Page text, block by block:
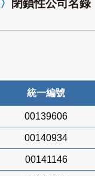
〉 閉鎖性公司名錄
統一編號
00139606
00140934
00141146